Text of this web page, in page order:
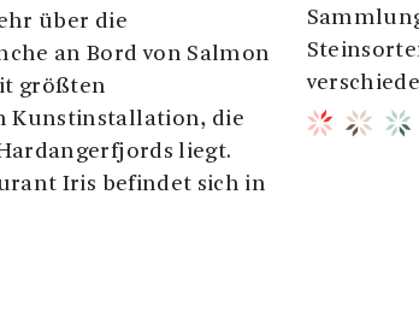
über die
an Bord von Salmon
größten
Kunstinstallation, die
liegt.
Iris befindet sich in